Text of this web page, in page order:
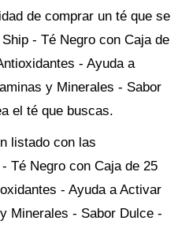
de comprar un té que se
- Té Negro con Caja de
- Ayuda a
y Minerales - Sabor
el té que buscas.
listado con las
Té Negro con Caja de 25
- Ayuda a Activar
Minerales - Sabor Dulce -